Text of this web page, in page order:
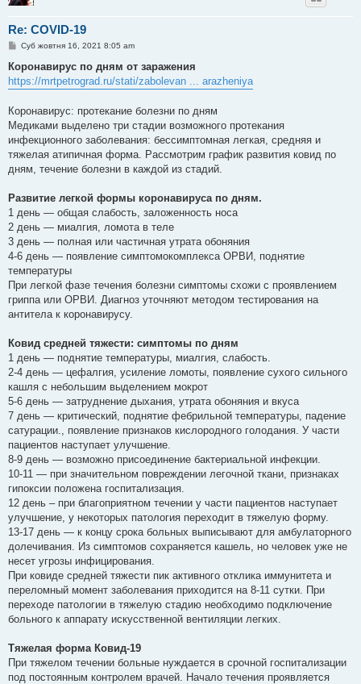
Re: COVID-19
П
в
д
л
е
н
н
я
Суб жовтня 16, 2021 8:05 am
Коронавирус по дням от заражения
https://mrtpetrograd.ru/stati/zabolevan ... arazheniya
Коронавирус: протекание болезни по дням
Медиками выделено три стадии возможного протекания
инфекционного заболевания: бессимптомная легкая, средняя и
тяжелая атипичная форма. Рассмотрим график развития ковид по
дням, течение болезни в каждой из стадий.
Развитие легкой формы коронавируса по дням.
1 день — общая слабость, заложенность носа
2 день — миалгия, ломота в теле
3 день — полная или частичная утрата обоняния
4-6 день — появление симптомокомплекса ОРВИ, поднятие
температуры
При легкой фазе течения болезни симптомы схожи с проявлением
гриппа или ОРВИ. Диагноз уточняют методом тестирования на
антитела к коронавирусу.
Ковид средней тяжести: симптомы по дням
1 день — поднятие температуры, миалгия, слабость.
2-4 день — цефалгия, усиление ломоты, появление сухого сильного
кашля с небольшим выделением мокрот
5-6 день — затруднение дыхания, утрата обоняния и вкуса
7 день — критический, поднятие фебрильной температуры, падение
сатурации., появление признаков кислородного голодания. У части
пациентов наступает улучшение.
8-9 день — возможно присоединение бактериальной инфекции.
10-11 — при значительном повреждении легочной ткани, признаках
гипоксии положена госпитализация.
12 день – при благоприятном течении у части пациентов наступает
улучшение, у некоторых патология переходит в тяжелую форму.
13-17 день — к концу срока больных выписывают для амбулаторного
долечивания. Из симптомов сохраняется кашель, но человек уже не
несет угрозы инфицирования.
При ковиде средней тяжести пик активного отклика иммунитета и
переломный момент заболевания приходится на 8-11 сутки. При
переходе патологии в тяжелую стадию необходимо подключение
больного к аппарату искусственной вентиляции легких.
Тяжелая форма Ковид-19
При тяжелом течении больные нуждается в срочной госпитализации
под постоянным контролем врачей. Начало течения проявляется